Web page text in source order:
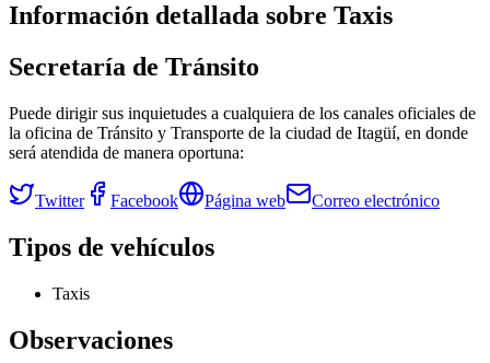
Información detallada sobre Taxis
Secretaría de Tránsito
Puede dirigir sus inquietudes a cualquiera de los canales oficiales de
la oficina de Tránsito y Transporte de la ciudad de Itagüí, en donde
será atendida de manera oportuna:
Twitter Facebook Página web Correo electrónico
Tipos de vehículos
Taxis
Observaciones